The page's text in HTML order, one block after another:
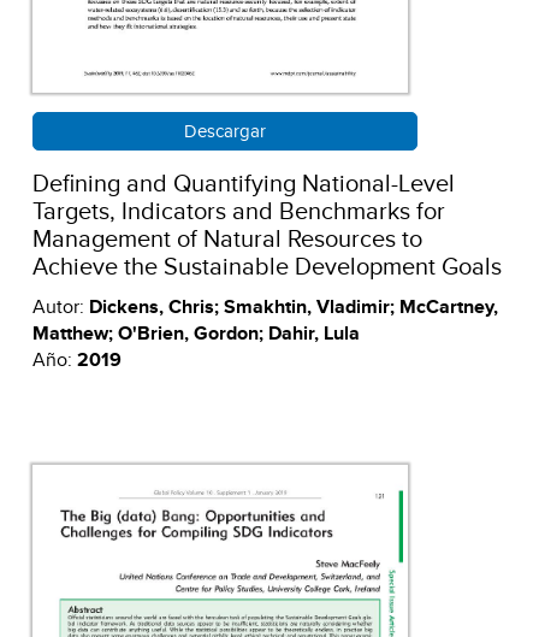
Descargar
Defining and Quantifying National-Level
Targets, Indicators and Benchmarks for
Management of Natural Resources to
Achieve the Sustainable Development Goals
Autor: Dickens, Chris; Smakhtin, Vladimir; McCartney,
Matthew; O'Brien, Gordon; Dahir, Lula
Año: 2019